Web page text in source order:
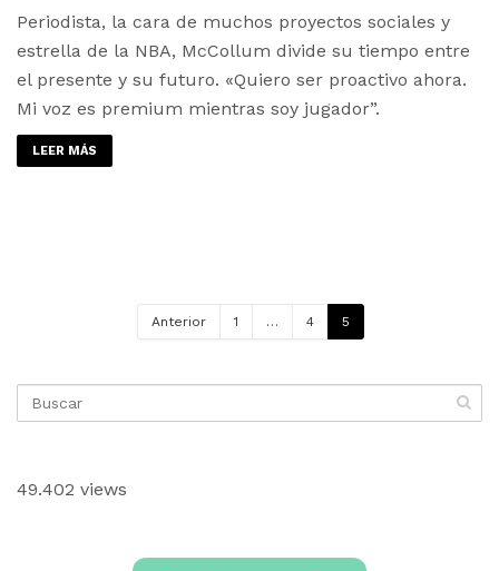
Periodista, la cara de muchos proyectos sociales y
estrella de la NBA, McCollum divide su tiempo entre
el presente y su futuro. «Quiero ser proactivo ahora.
Mi voz es premium mientras soy jugador”.
LEER MÁS
Anterior 1 … 4 5
49.402 views